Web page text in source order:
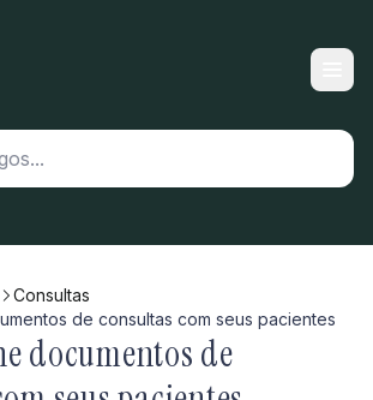
Consultas
de consultas com seus pacientes
documentos de